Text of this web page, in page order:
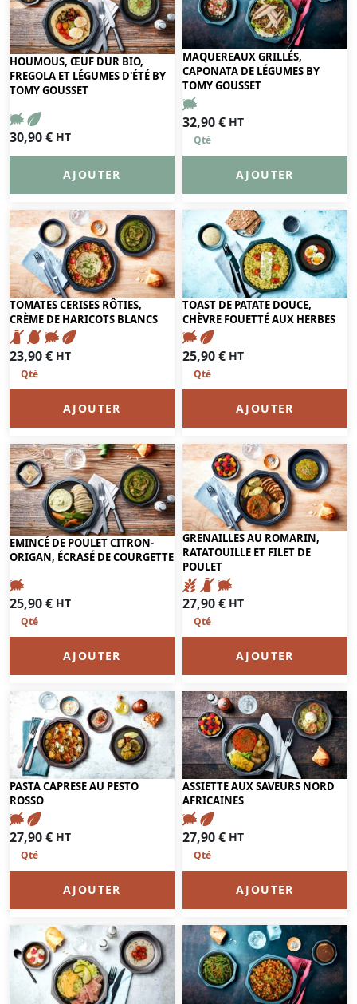
DÉCOUVRIR
HOUMOUS, ŒUF DUR BIO,
FREGOLA ET LÉGUMES D'ÉTÉ BY
TOMY GOUSSET
30,90€ HT
AJOUTER
DÉCOUVRIR
MAQUEREAUX GRILLÉS,
CAPONATA DE LÉGUMES BY
TOMY GOUSSET
32,90€ HT
AJOUTER
TOMATES CERISES RÔTIES,
CRÈME DE HARICOTS BLANCS
23,90€ HT
AJOUTER
TOAST DE PATATE DOUCE,
CHÈVRE FOUETTÉ AUX HERBES
25,90€ HT
AJOUTER
EMINCÉ DE POULET CITRON-
ORIGAN, ÉCRASÉ DE COURGETTE
25,90€ HT
AJOUTER
GRENAILLES AU ROMARIN,
RATATOUILLE ET FILET DE
POULET
27,90€ HT
AJOUTER
PASTA CAPRESE AU PESTO
ROSSO
27,90€ HT
AJOUTER
ASSIETTE AUX SAVEURS NORD
AFRICAINES
27,90€ HT
AJOUTER